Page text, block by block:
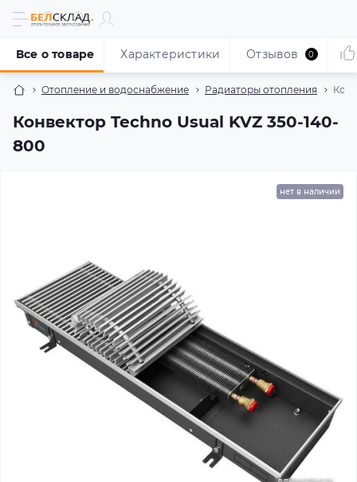
Отопление и водоснабжение Радиаторы отопления
Конвектор Techno Usual KVZ 350-140-
800
Все о товаре Характеристики Отзывов 0
нет в наличии